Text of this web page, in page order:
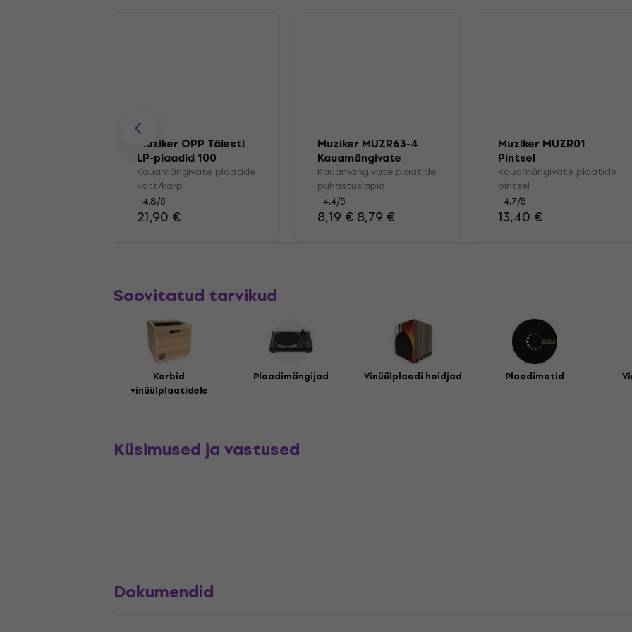
Muziker OPP Täiesti
LP-plaadid 100
Kauamängivate plaatide
kott/karp
4,8/5
21,90 €
Muziker MUZR63-4
Kauamängivate
plaatide
puhastuslapid
Kauamängivate plaatide
puhastuslapid
4,4/5
8,19 €8,79 €
Muziker MUZR01
Pintsel
Kauamängivate plaatide
pintsel
4,7/5
13,40 €
Soovitatud tarvikud
Karbid
vinüülplaatidele
Plaadimängijad Vinüülplaadi hoidjad Plaadimatid
Küsimused ja vastused
Dokumendid